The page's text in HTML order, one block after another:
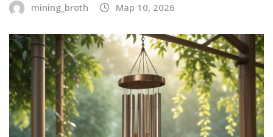
mining_broth Мар 10, 2026